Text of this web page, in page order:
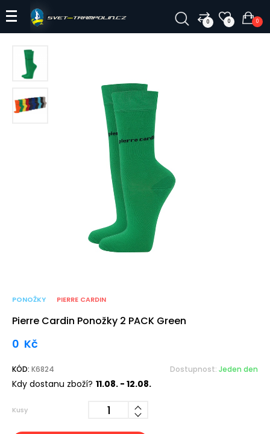
0 0 0
PONOŽKY PIERRE CARDIN
Pierre Cardin Ponožky 2 PACK Green
0 Kč
KÓD: K6824 Dostupnost: Jeden den
Kdy dostanu zboží? 11.08. - 12.08.
Kusy